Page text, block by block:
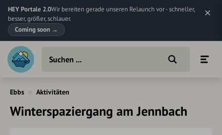
HEY Portale 2.0Wir bereiten gerade unseren Relaunch vor - schneller,
besser, größer, schlauer.
Coming soon →
Ebbs Aktivitäten
Winterspaziergang am Jennbach